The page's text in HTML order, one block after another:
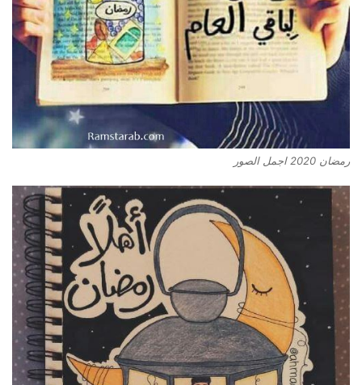
رمضان 2020 اجمل الصور